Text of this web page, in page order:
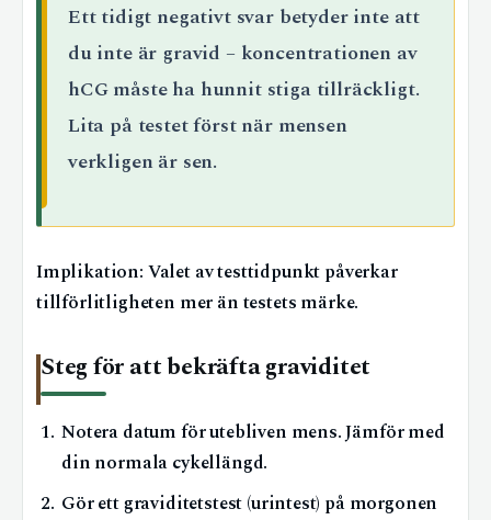
Ett tidigt negativt svar betyder inte att
du inte är gravid – koncentrationen av
hCG måste ha hunnit stiga tillräckligt.
Lita på testet först när mensen
verkligen är sen.
Implikation: Valet av testtidpunkt påverkar
tillförlitligheten mer än testets märke.
Steg för att bekräfta graviditet
Notera datum för utebliven mens. Jämför med
din normala cykellängd.
Gör ett graviditetstest (urintest) på morgonen